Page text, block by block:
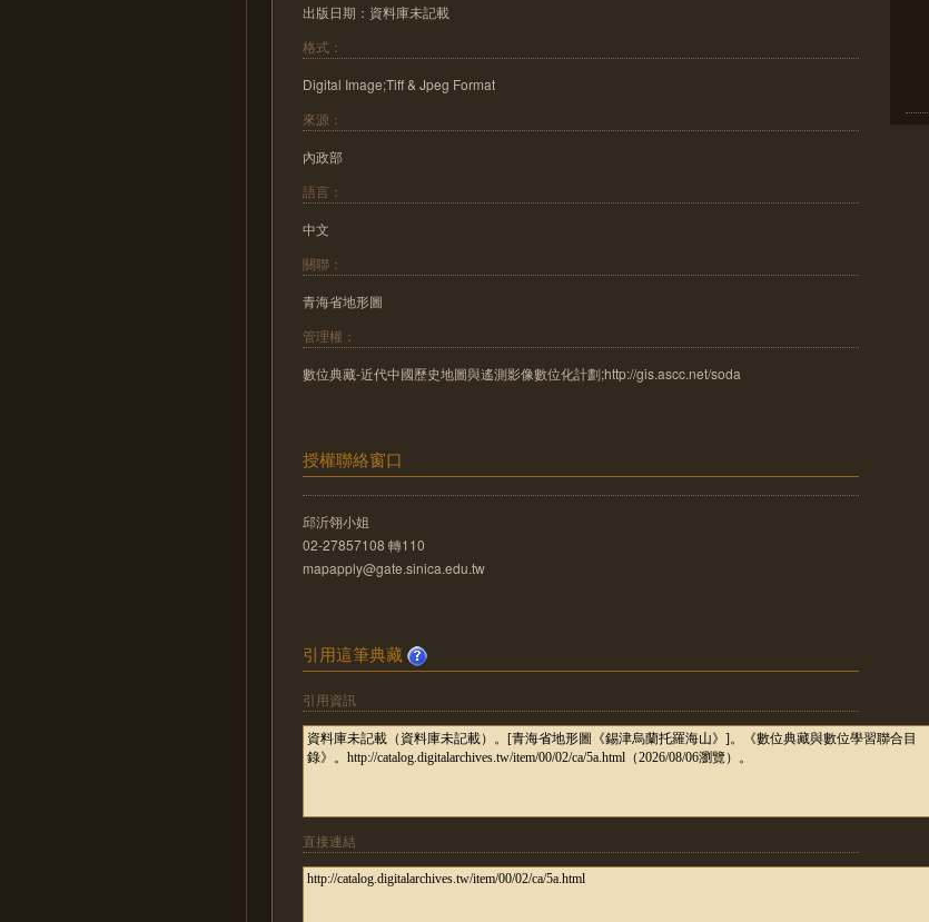
出版日期：資料庫未記載
格式：
Digital Image;Tiff & Jpeg Format
來源：
內政部
語言：
中文
關聯：
青海省地形圖
管理權：
數位典藏-近代中國歷史地圖與遙測影像數位化計劃;http://gis.ascc.net/soda
授權聯絡窗口
邱沂翎小姐
02-27857108 轉110
mapapply@gate.sinica.edu.tw
引用這筆典藏
引用資訊
直接連結